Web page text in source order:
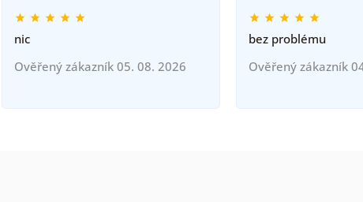
nic
Ověřený zákazník 05. 08. 2026
bez problému
Ověřený zákazník